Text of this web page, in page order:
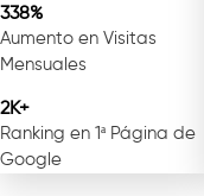
Consulta Gratuita
338%
Aumento en Visitas
Mensuales
2K+
Ranking en 1ª Página de
Google